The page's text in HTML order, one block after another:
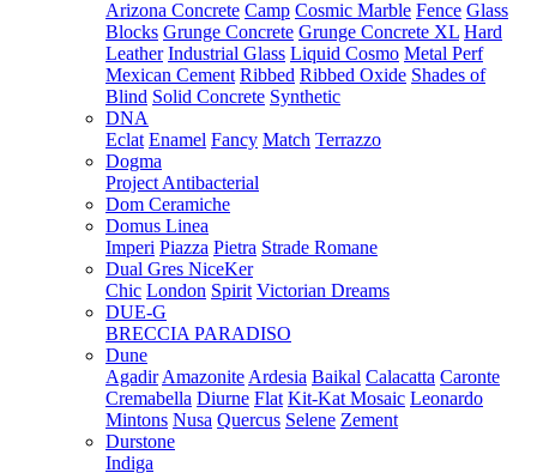
Arizona Concrete Camp Cosmic Marble Fence Glass
Blocks Grunge Concrete Grunge Concrete XL Hard
Leather Industrial Glass Liquid Cosmo Metal Perf
Mexican Cement Ribbed Ribbed Oxide Shades of
Blind Solid Concrete Synthetic
DNA
Eclat Enamel Fancy Match Terrazzo
Dogma
Project Antibacterial
Dom Ceramiche
Domus Linea
Imperi Piazza Pietra Strade Romane
Dual Gres NiceKer
Chic London Spirit Victorian Dreams
DUE-G
BRECCIA PARADISO
Dune
Agadir Amazonite Ardesia Baikal Calacatta Caronte
Cremabella Diurne Flat Kit-Kat Mosaic Leonardo
Mintons Nusa Quercus Selene Zement
Durstone
Indiga